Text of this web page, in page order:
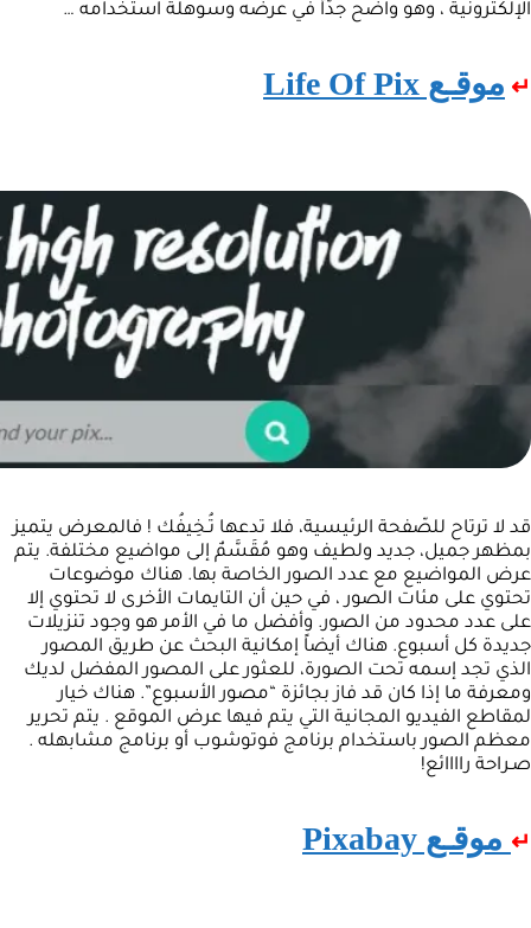
الإلكترونية ، وهو واضح جدّاً في عرضه وسوهلة استخدامه …
↵ موقـع Life Of Pix
قد لا ترتاح للصّفحة الرئيسية، فلا تدعها تُـخِيفُك ! فالمعرض يتميز
بمظهر جميل، جديد ولطيف وهو مُقَسَّمٌ إلى مواضيع مختلفة. يتم
عرض المواضيع مع عدد الصور الخاصة بها. هناك موضوعات
تحتوي على مئات الصور ، في حين أن التايمات الأخرى لا تحتوي إلا
على عدد محدود من الصور. وأفضل ما في الأمر هو وجود تنزيلات
جديدة كل أسبوع. هناك أيضاً إمكانية البحث عن طريق المصور
الذي تجد إسمه تحت الصورة، للعثور على المصور المفضل لديك
ومعرفة ما إذا كان قد فاز بجائزة “مصور الأسبوع”. هناك خيار
لمقاطع الفيديو المجانية التي يتم فيها عرض الموقع . يتم تحرير
معظم الصور باستخدام برنامج فوتوشوب أو برنامج مشابهله .
صـراحة راااائع!
↵ موقـع Pixabay